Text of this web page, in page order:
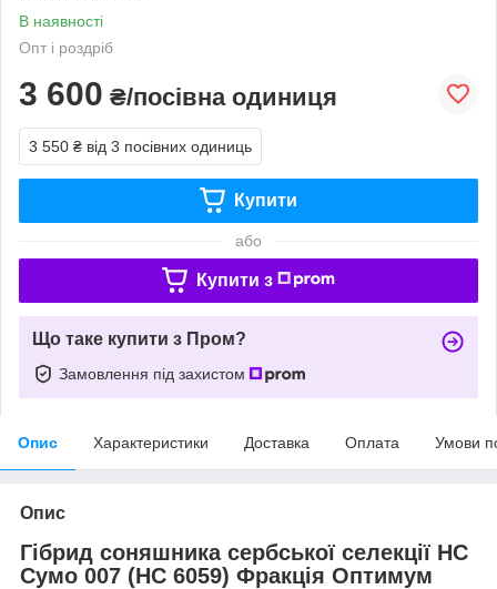
В наявності
Опт і роздріб
3 600 ₴/посівна одиниця
3 550 ₴ від 3 посівних одиниць
Купити
або
Купити з
Що таке купити з Пром?
Замовлення під захистом
Опис Характеристики Доставка Оплата Умови
Опис
Гібрид соняшника сербської селекції НС
Сумо 007 (НС 6059) Фракція Оптимум